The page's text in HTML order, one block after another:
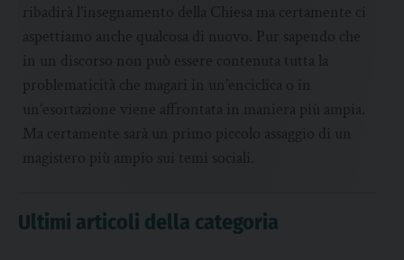
ribadirà l’insegnamento della Chiesa ma certamente ci
aspettiamo anche qualcosa di nuovo. Pur sapendo che
in un discorso non può essere contenuta tutta la
problematicità che magari in un’enciclica o in
un’esortazione viene affrontata in maniera più ampia.
Ma certamente sarà un primo piccolo assaggio di un
magistero più ampio sui temi sociali.
Ultimi articoli della categoria